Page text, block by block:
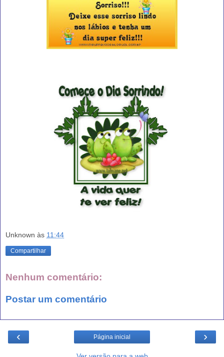
Unknown às 11:44
Compartilhar
Nenhum comentário:
Postar um comentário
‹ ›
Página inicial